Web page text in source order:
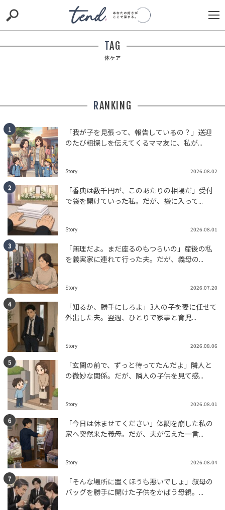
H
H
ダウンタウン・松本人志、活動再開へ！新配信サービス
HUMAN（話題の人）
欺」と保守層の沈黙
tend Editorial Team
縁結びの聖地、出雲大社近くに体験型施設「出雲きよ
未分類
ぷれにゅー
TAG
体ケア
RANKING
「我が子を見張って、報告しているの？」送迎
のたび粗探しを伝えてくるママ友に、私が...
Story 2026.08.02
「香典は数千円が、このあたりの相場だ」受付
で袋を開けていった私。だが、袋に入って...
Story 2026.08.01
「無理だよ。まだ座るのもつらいの」産後の私
を義実家に連れて行った夫。だが、義母の...
Story 2026.07.20
「知るか、勝手にしろよ」3人の子を妻に任せて
外出した夫。翌週、ひとりで家事と育児...
Story 2026.08.06
「玄関の前で、ずっと待ってたんだよ」隣人と
の微妙な関係。だが、隣人の子供を見て感...
Story 2026.08.01
「今日は休ませてください」体調を崩した私の
家へ突然来た義母。だが、夫が伝えた一言...
Story 2026.08.04
「そんな場所に置くほうも悪いでしょ」叔母の
バッグを勝手に開けた子供をかばう母親。...